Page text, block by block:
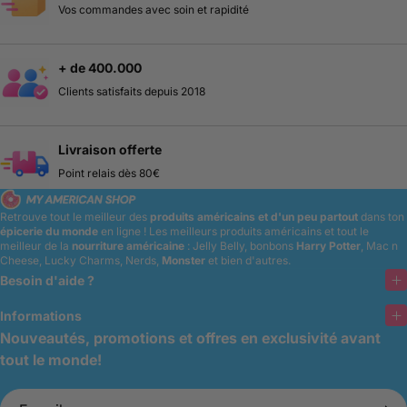
Vos commandes avec soin et rapidité
+ de 400.000
Clients satisfaits depuis 2018
Livraison offerte
Point relais dès 80€
Retrouve tout le meilleur des produits américains et d'un peu partout dans ton
épicerie du monde en ligne ! Les meilleurs produits américains et tout le
meilleur de la nourriture américaine : Jelly Belly, bonbons Harry Potter, Mac n
Cheese, Lucky Charms, Nerds, Monster et bien d'autres.
Besoin d'aide ?
Informations
Nouveautés, promotions et offres en exclusivité avant
tout le monde!